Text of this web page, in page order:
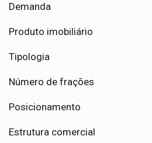
Demanda
Produto imobiliário
Tipologia
Número de frações
Posicionamento
Estrutura comercial